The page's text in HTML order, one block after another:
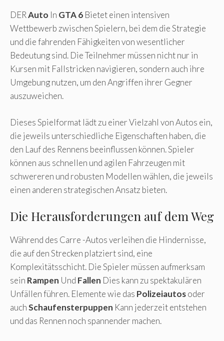
DERAuto In GTA 6 Bietet einen intensiven
Wettbewerb zwischen Spielern, bei dem die Strategie
und die fahrenden Fähigkeiten von wesentlicher
Bedeutung sind. Die Teilnehmer müssen nicht nur in
Kursen mit Fallstricken navigieren, sondern auch ihre
Umgebung nutzen, um den Angriffen ihrer Gegner
auszuweichen.
Dieses Spielformat lädt zu einer Vielzahl von Autos ein,
die jeweils unterschiedliche Eigenschaften haben, die
den Lauf des Rennens beeinflussen können. Spieler
können aus schnellen und agilen Fahrzeugen mit
schwereren und robusten Modellen wählen, die jeweils
einen anderen strategischen Ansatz bieten.
Die Herausforderungen auf dem Weg
Während des Carre -Autos verleihen die Hindernisse,
die auf den Strecken platziert sind, eine
Komplexitätsschicht. Die Spieler müssen aufmerksam
sein Rampen Und Fallen Dies kann zu spektakulären
Unfällen führen. Elemente wie das Polizeiautosoder
auchSchaufensterpuppen Kann jederzeit entstehen
und das Rennen noch spannender machen.